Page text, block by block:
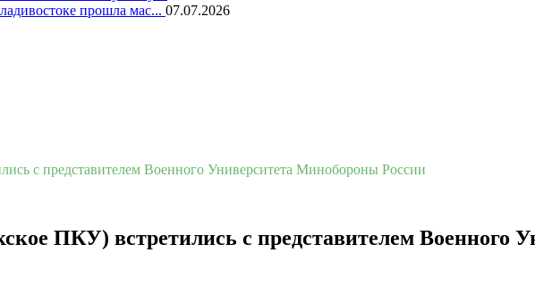
прошла мас... 07.07.2026
с представителем Военного Университета Минобороны России
ПКУ) встретились с представителем Военного